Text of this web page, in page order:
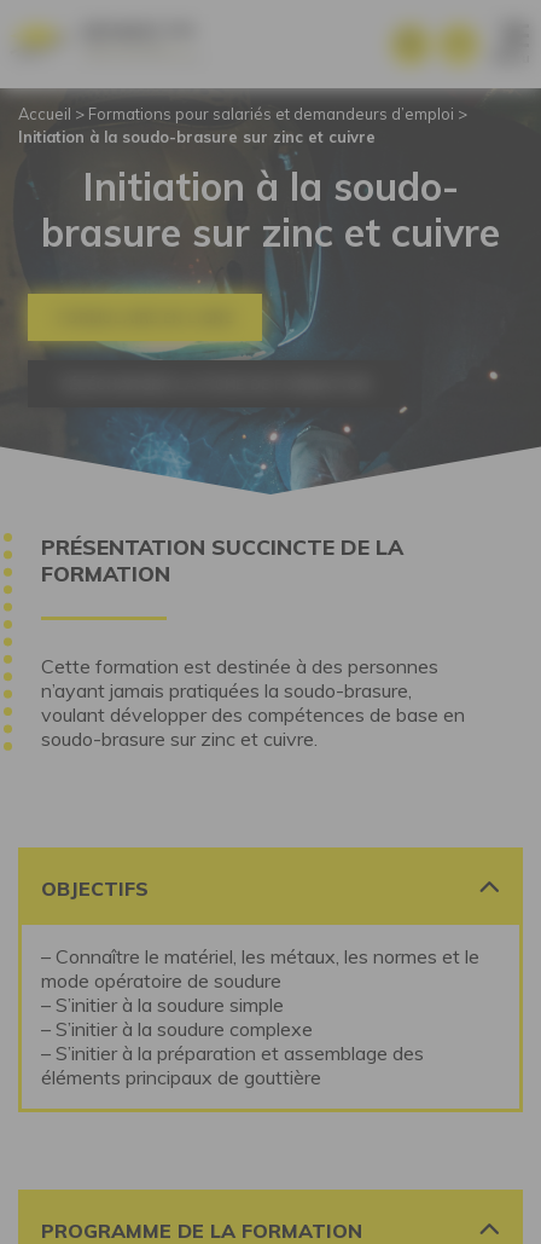
Accueil > Formations pour salariés et demandeurs d’emploi >
Initiation à la soudo-brasure sur zinc et cuivre
Initiation à la soudo-
brasure sur zinc et cuivre
PRÉSENTATION SUCCINCTE DE LA
FORMATION
Cette formation est destinée à des personnes
n’ayant jamais pratiquées la soudo-brasure,
voulant développer des compétences de base en
soudo-brasure sur zinc et cuivre.
OBJECTIFS
– Connaître le matériel, les métaux, les normes et le
mode opératoire de soudure
– S’initier à la soudure simple
– S’initier à la soudure complexe
– S’initier à la préparation et assemblage des
éléments principaux de gouttière
PROGRAMME DE LA FORMATION